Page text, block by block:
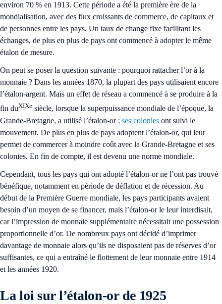
environ 70 % en 1913. Cette période a été la première ère de la
mondialisation, avec des flux croissants de commerce, de capitaux et
de personnes entre les pays. Un taux de change fixe facilitant les
échanges, de plus en plus de pays ont commencé à adopter le même
étalon de mesure.
On peut se poser la question suivante : pourquoi rattacher l’or à la
monnaie ? Dans les années 1870, la plupart des pays utilisaient encore
l’étalon-argent. Mais un effet de réseau a commencé à se produire à la
fin duXIXe siècle, lorsque la superpuissance mondiale de l’époque, la
Grande-Bretagne, a utilisé l’étalon-or ; ses colonies ont suivi le
mouvement. De plus en plus de pays adoptent l’étalon-or, qui leur
permet de commercer à moindre coût avec la Grande-Bretagne et ses
colonies. En fin de compte, il est devenu une norme mondiale.
Cependant, tous les pays qui ont adopté l’étalon-or ne l’ont pas trouvé
bénéfique, notamment en période de déflation et de récession. Au
début de la Première Guerre mondiale, les pays participants avaient
besoin d’un moyen de se financer, mais l’étalon-or le leur interdisait,
car l’impression de monnaie supplémentaire nécessitait une possession
proportionnelle d’or. De nombreux pays ont décidé d’imprimer
davantage de monnaie alors qu’ils ne disposaient pas de réserves d’or
suffisantes, ce qui a entraîné le flottement de leur monnaie entre 1914
et les années 1920.
La loi sur l’étalon-or de 1925